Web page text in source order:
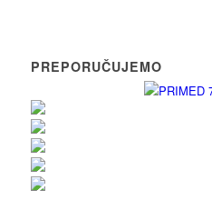
PREPORUČUJEMO